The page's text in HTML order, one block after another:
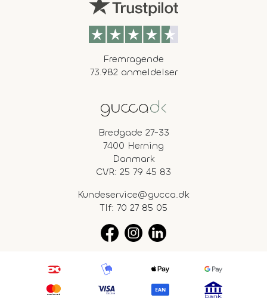
Fremragende
73.982 anmeldelser
Bredgade 27-33
7400 Herning
Danmark
CVR: 25 79 45 83
Kundeservice@gucca.dk
Tlf: 70 27 85 05